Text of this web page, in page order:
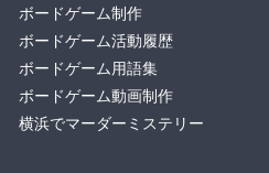
ボードゲーム制作
ボードゲーム活動履歴
ボードゲーム用語集
ボードゲーム動画制作
横浜でマーダーミステリー